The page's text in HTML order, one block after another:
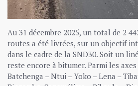
Au 31 décembre 2025, un total de 2
routes a été livrées, sur un objectif
dans le cadre de la SND30. Soit un
reste encore à bitumer. Parmi les
Batchenga – Ntui – Yoko – Lena –